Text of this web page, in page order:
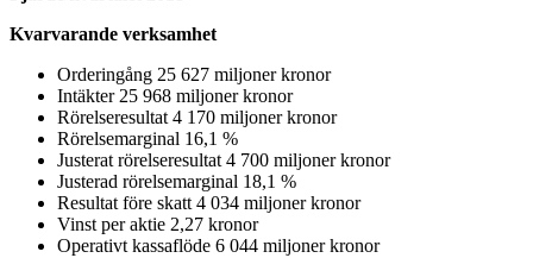
Kvarvarande verksamhet
Orderingång 25 627 miljoner kronor
Intäkter 25 968 miljoner kronor
Rörelseresultat 4 170 miljoner kronor
Rörelsemarginal 16,1 %
Justerat rörelseresultat 4 700 miljoner kronor
Justerad rörelsemarginal 18,1 %
Resultat före skatt 4 034 miljoner kronor
Vinst per aktie 2,27 kronor
Operativt kassaflöde 6 044 miljoner kronor